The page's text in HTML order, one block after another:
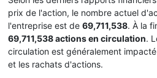
prix de l'action, le nombre actuel
l'entreprise est de 69,711,538. À la
69,711,538 actions en circulation.
circulation est généralement
et les rachats d'actions.